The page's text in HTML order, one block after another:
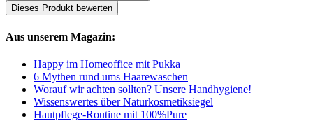
Dieses Produkt bewerten
Aus unserem Magazin:
Happy im Homeoffice mit Pukka
6 Mythen rund ums Haarewaschen
Worauf wir achten sollten? Unsere Handhygiene!
Wissenswertes über Naturkosmetiksiegel
Hautpflege-Routine mit 100%Pure